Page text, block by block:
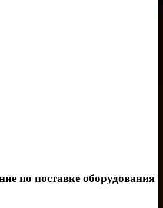
по поставке оборудования